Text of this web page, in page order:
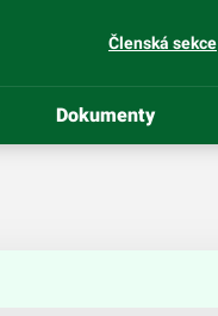
Členská sekce
Dokumenty